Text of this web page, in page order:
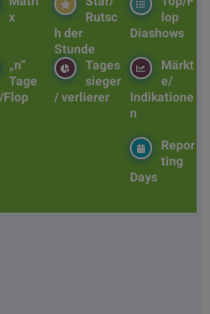
lop
Diashows
Rutsc
h der
Stunde
x
Märkt
e/
Indikatione
n
Tages
sieger
/ verlierer
„n“
Tage
Flop
Repor
ting
Days